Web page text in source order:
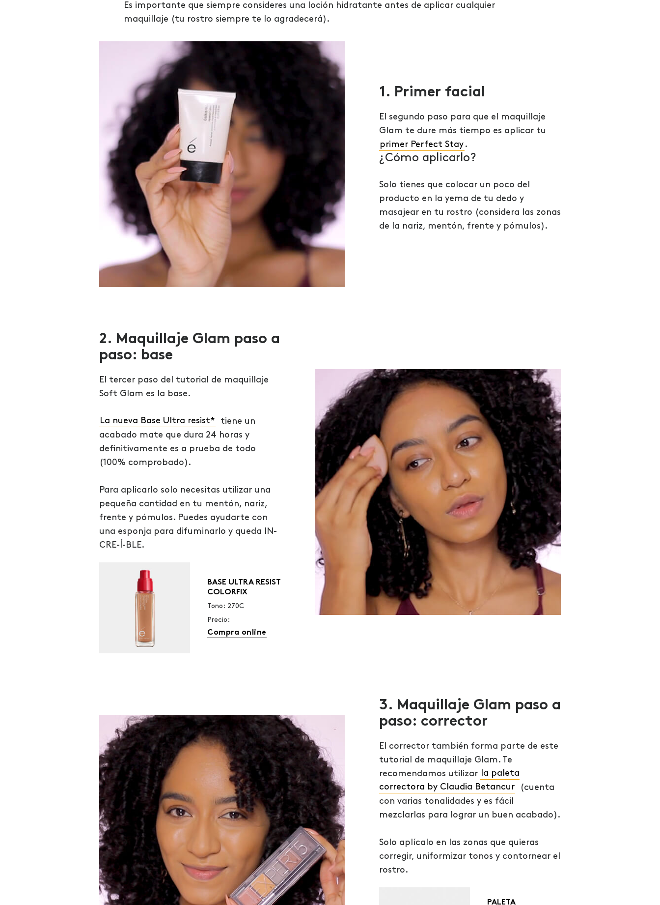
Es importante que siempre consideres una loción hidratante antes de aplicar cualquier
maquillaje (tu rostro siempre te lo agradecerá).
1. Primer facial
El segundo paso para que el maquillaje
Glam te dure más tiempo es aplicar tu
primer Perfect Stay .
¿Cómo aplicarlo?
Solo tienes que colocar un poco del
producto en la yema de tu dedo y
masajear en tu rostro (considera las zonas
de la nariz, mentón, frente y pómulos).
2. Maquillaje Glam paso a
paso: base
El tercer paso del tutorial de maquillaje
Soft Glam es la base.
La nueva Base Ultra resist*
tiene un
acabado mate que dura 24 horas y
definitivamente es a prueba de todo
(100% comprobado).
Para aplicarlo solo necesitas utilizar una
pequeña cantidad en tu mentón, nariz,
frente y pómulos. Puedes ayudarte con
una esponja para difuminarlo y queda IN-
CRE-Í-BLE.
BASE ULTRA RESIST
COLORFIX
Tono: 270C
Precio:
Compra online
3. Maquillaje Glam paso a
paso: corrector
El corrector también forma parte de este
tutorial de maquillaje Glam. Te
recomendamos utilizar la paleta
correctora by Claudia Betancur
(cuenta
con varias tonalidades y es fácil
mezclarlas para lograr un buen acabado).
Solo aplícalo en las zonas que quieras
corregir, uniformizar tonos y contornear el
rostro.
PALETA